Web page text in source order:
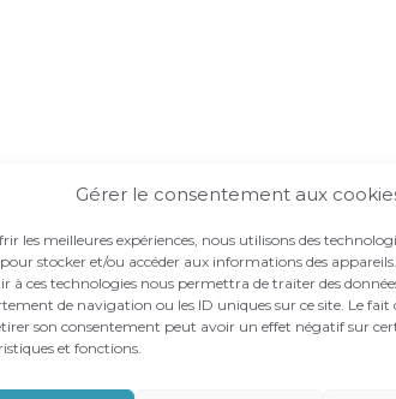
Gérer le consentement aux
les meilleures expériences, nous utilisons des
stocker et/ou accéder aux informations des
à ces technologies nous permettra de traiter des
de navigation ou les ID uniques sur ce site. Le fait
son consentement peut avoir un effet négatif sur
et fonctions.